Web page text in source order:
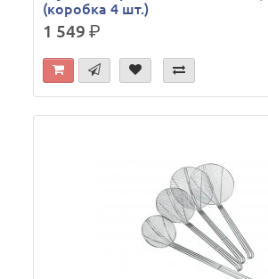
(коробка 4 шт.)
1 549р.